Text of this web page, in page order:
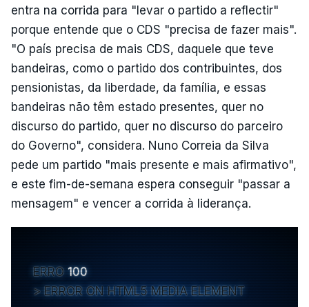
entra na corrida para "levar o partido a reflectir"
porque entende que o CDS "precisa de fazer mais".
"O país precisa de mais CDS, daquele que teve
bandeiras, como o partido dos contribuintes, dos
pensionistas, da liberdade, da família, e essas
bandeiras não têm estado presentes, quer no
discurso do partido, quer no discurso do parceiro
do Governo", considera. Nuno Correia da Silva
pede um partido "mais presente e mais afirmativo",
e este fim-de-semana espera conseguir "passar a
mensagem" e vencer a corrida à liderança.
ERRO 100
ERROR ON HTML5 MEDIA ELEMENT